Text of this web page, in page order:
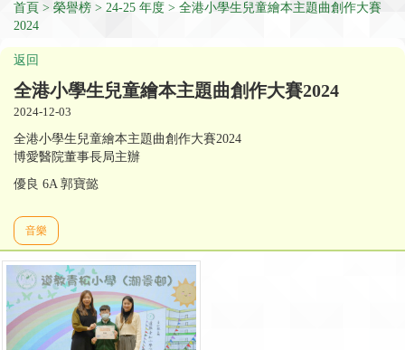
首頁 榮譽榜 24-25 年度
全港小學生兒童繪本主題曲創作大賽
2024
返回
全港小學生兒童繪本主題曲創作大賽2024
2024-12-03
全港小學生兒童繪本主題曲創作大賽2024
博愛醫院董事長局主辦
優良 6A 郭寶懿
音樂